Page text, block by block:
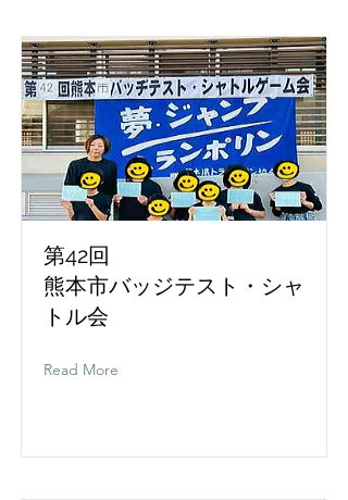
第42回
熊本市バッジテスト・シャ
トル会
Read More